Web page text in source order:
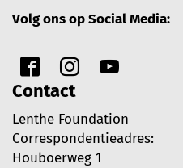
Volg ons op Social Media:
Contact
Lenthe Foundation
Correspondentieadres:
Houboerweg 1